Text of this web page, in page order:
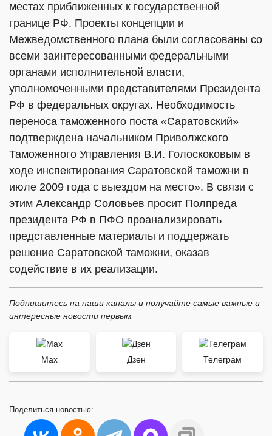
местах приближенных к государственной
границе РФ. Проекты концепции и
Межведомственного плана были согласованы со
всеми заинтересованными федеральными
органами исполнительной власти,
уполномоченными представителями Президента
РФ в федеральных округах. Необходимость
переноса таможенного поста «Саратовский»
подтверждена начальником Приволжского
Таможенного Управления В.И. Голоскоковым в
ходе инспектирования Саратовской таможни в
июле 2009 года с выездом на место». В связи с
этим Александр Соловьев просит Полпреда
президента РФ в ПФО проанализировать
представленные материалы и поддержать
решение Саратовской таможни, оказав
содействие в их реализации.
Подпишитесь на наши каналы и получайте самые важные и
интересные новости первым
Max Дзен Телеграм
Поделиться новостью: